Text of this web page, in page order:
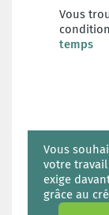
Vous
temps
Vous
votre
exige
grâce au